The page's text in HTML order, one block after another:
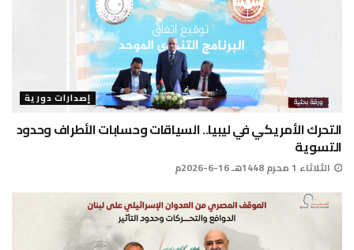
إصدارات دورية
التحرك الأمريكي في ليبيا.. السياقات وحسابات الأطراف وحدود
التسوية
الثلاثاء 1 محرم 1448هـ 16-6-2026م